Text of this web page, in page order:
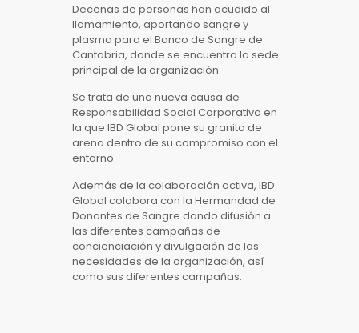
Decenas de personas han acudido al
llamamiento, aportando sangre y
plasma para el Banco de Sangre de
Cantabria, donde se encuentra la sede
principal de la organización.
Se trata de una nueva causa de
Responsabilidad Social Corporativa en
la que IBD Global pone su granito de
arena dentro de su compromiso con el
entorno.
Además de la colaboración activa, IBD
Global colabora con la Hermandad de
Donantes de Sangre dando difusión a
las diferentes campañas de
concienciación y divulgación de las
necesidades de la organización, así
como sus diferentes campañas.